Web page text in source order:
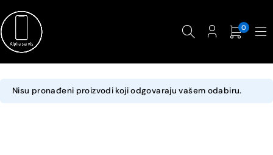
0
Nisu pronađeni proizvodi koji odgovaraju vašem odabiru.